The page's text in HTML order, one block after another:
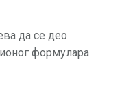
да се део
формулара